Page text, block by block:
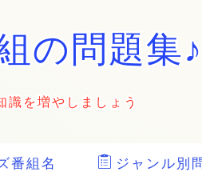
の問題集
識を増やしましょう
番組名 ジャンル別